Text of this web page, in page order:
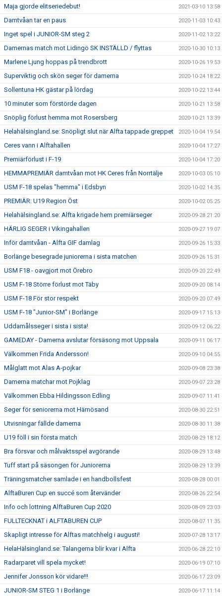
Maja gjorde elitseriedebut! 2021-03-10 13:58
Damtvåan tar en paus 2020-11-03 10:43
Inget spel i JUNIOR-SM steg 2 2020-11-02 13:22
Damernas match mot Lidingö SK INSTÄLLD / flyttas 2020-10-30 10:13
Marlene Ljung hoppas på trendbrott 2020-10-26 19:53
Superviktig och skön seger för damerna 2020-10-24 18:22
Sollentuna HK gästar på lördag 2020-10-22 13:44
10 minuter som förstörde dagen 2020-10-21 13:58
Snöplig förlust hemma mot Rosersberg 2020-10-21 13:39
Helahälsingland.se: Snöpligt slut när Alfta tappade greppet 2020-10-04 19:54
Ceres vann i Alftahallen 2020-10-04 17:27
Premiärförlust i F-19 2020-10-04 17:20
HEMMAPREMIÄR damtvåan mot HK Ceres från Norrtälje 2020-10-03 05:10
USM F-18 spelas "hemma" i Edsbyn 2020-10-02 14:35
PREMIÄR: U19 Region Öst 2020-10-02 05:25
Helahälsingland.se: Alfta krigade hem premiärseger 2020-09-28 21:20
HÄRLIG SEGER i Vikingahallen 2020-09-27 19:07
Inför damtvåan - Alfta GIF damlag 2020-09-26 15:33
Borlänge besegrade juniorerna i sista matchen 2020-09-26 15:31
USM F18 - oavgjort mot Örebro 2020-09-20 22:49
USM F-18 Större förlust mot Täby 2020-09-20 08:14
USM F-18 För stor respekt 2020-09-20 07:49
USM F-18 "Junior-SM" i Borlänge 2020-09-17 15:13
Uddamålsseger i sista i sista! 2020-09-12 06:22
GAMEDAY - Damerna avslutar försäsong mot Uppsala 2020-09-11 06:17
Välkommen Frida Andersson! 2020-09-10 04:55
Målglatt mot Alas A-pojkar 2020-09-08 23:38
Damerna matchar mot Pojklag 2020-09-07 23:28
Välkommen Ebba Hildingsson Edling 2020-09-07 11:41
Seger för seniorerna mot Härnösand 2020-08-30 22:51
Utvisningar fällde damerna 2020-08-30 11:38
U19 föll i sin första match 2020-08-29 18:12
Bra försvar och målvaktsspel avgörande 2020-08-29 13:48
Tuff start på säsongen för Juniorerna 2020-08-29 13:39
Träningsmatcher samlade i en handbollsfest 2020-08-28 00:01
AlftaBuren Cup en succé som återvänder 2020-08-26 22:54
Info och lottning AlftaBuren Cup 2020 2020-08-09 23:03
FULLTECKNAT i ALFTABUREN CUP 2020-08-07 11:35
Skapligt intresse för Alftas matchhelg i augusti! 2020-07-28 13:17
HelaHälsingland.se: Talangerna blir kvar i Alfta 2020-06-28 22:10
Radarparet vill spela mycket! 2020-06-19 07:10
Jennifer Jonsson kör vidare!!! 2020-06-17 23:09
JUNIOR-SM STEG 1 i Borlänge 2020-06-17 11:14